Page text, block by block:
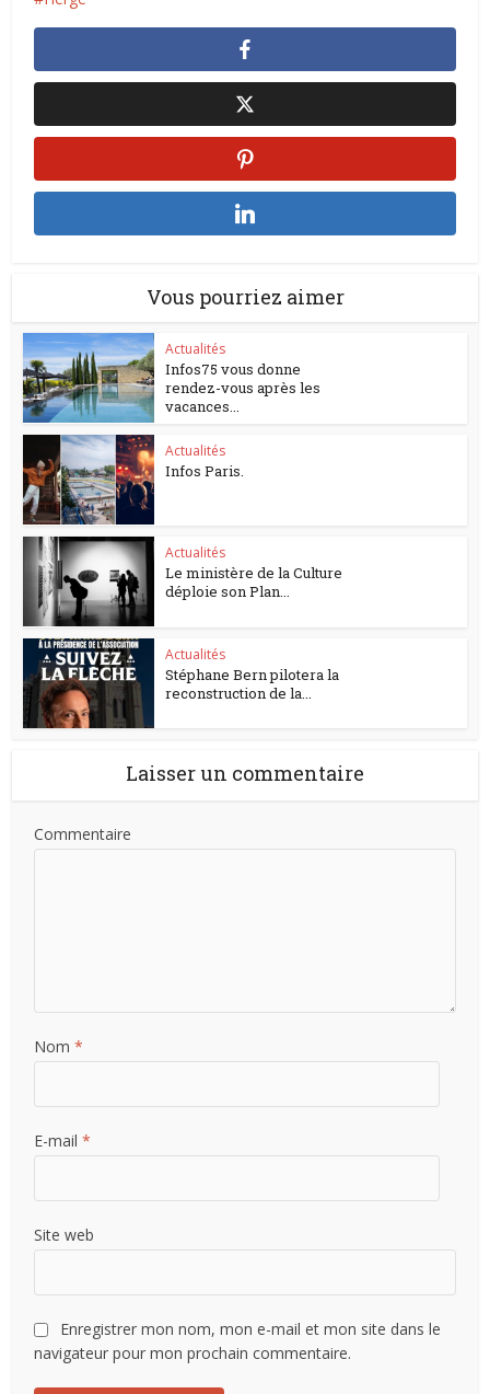
Vous pourriez aimer
Actualités
Infos75 vous donne
rendez-vous après les
vacances...
Actualités
Infos Paris.
Actualités
Le ministère de la Culture
déploie son Plan...
Actualités
Stéphane Bern pilotera la
reconstruction de la...
Laisser un commentaire
Commentaire
Nom*
E-mail*
Site web
Enregistrer mon nom, mon e-mail et mon site dans le
navigateur pour mon prochain commentaire.